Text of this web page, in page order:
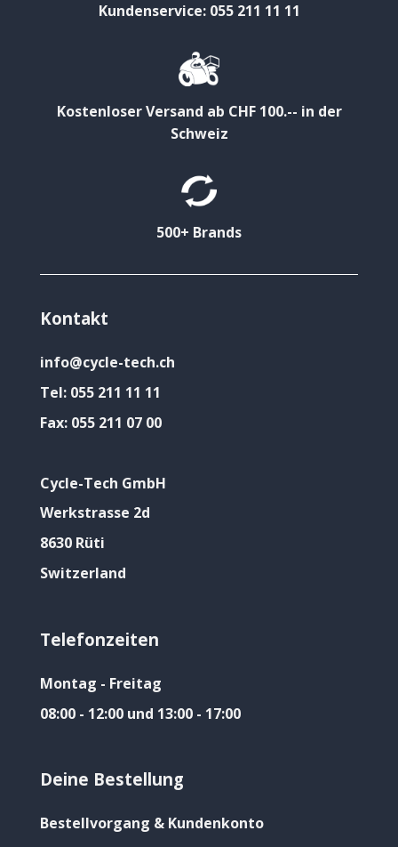
Kundenservice: 055 211 11 11
Kostenloser Versand ab CHF 100.-- in der
Schweiz
500+ Brands
Kontakt
info@cycle-tech.ch
Tel: 055 211 11 11
Fax: 055 211 07 00
Cycle-Tech GmbH
Werkstrasse 2d
8630 Rüti
Switzerland
Telefonzeiten
Montag - Freitag
08:00 - 12:00 und 13:00 - 17:00
Deine Bestellung
Bestellvorgang & Kundenkonto